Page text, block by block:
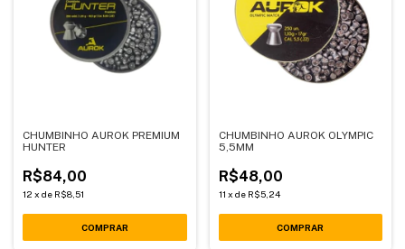
CHUMBINHO AUROK PREMIUM
HUNTER
R$84,00
12 x de R$8,51
CHUMBINHO AUROK OLYMPIC
5,5MM
R$48,00
11 x de R$5,24